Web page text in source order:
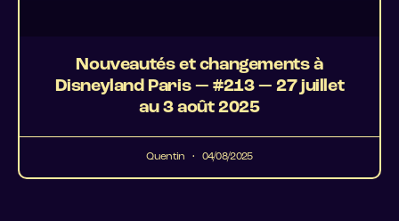
Nouveautés et changements à
Disneyland Paris — #213 — 27 juillet
au 3 août 2025
Quentin 04/08/2025